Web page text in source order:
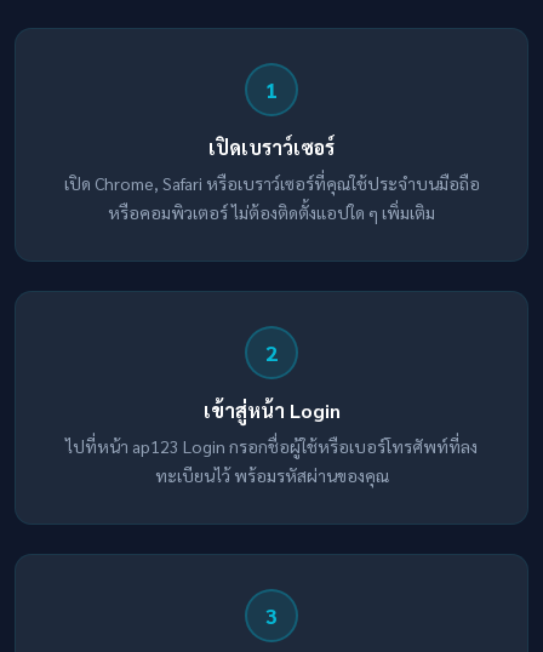
1
เปิดเบราว์เซอร์
เปิด Chrome, Safari หรือเบราว์เซอร์ที่คุณใช้ประจำบนมือถือ
หรือคอมพิวเตอร์ ไม่ต้องติดตั้งแอปใด ๆ เพิ่มเติม
2
เข้าสู่หน้า Login
ไปที่หน้า ap123 Login กรอกชื่อผู้ใช้หรือเบอร์โทรศัพท์ที่ลง
ทะเบียนไว้ พร้อมรหัสผ่านของคุณ
3